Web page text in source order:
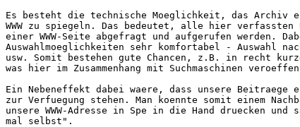
Es besteht die technische Moeglichkeit, das Archiv
WWW zu spiegeln. Das bedeutet, alle hier verfassten
einer WWW-Seite abgefragt und aufgerufen werden.
Auswahlmoeglichkeiten sehr komfortabel - Auswahl
usw. Somit bestehen gute Chancen, z.B. in recht
was hier im Zusammenhang mit Suchmaschinen
Ein Nebeneffekt dabei waere, dass unsere Beitraege
zur Verfuegung stehen. Man koennte somit einem
unsere WWW-Adresse in Spe in die Hand druecken
mal selbst".